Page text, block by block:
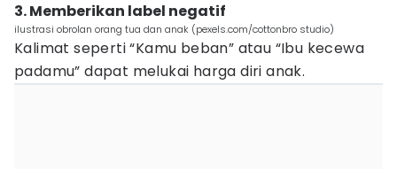
3. Memberikan label negatif
ilustrasi obrolan orang tua dan anak (pexels.com/cottonbro studio)
Kalimat seperti “Kamu beban” atau “Ibu kecewa
padamu” dapat melukai harga diri anak.